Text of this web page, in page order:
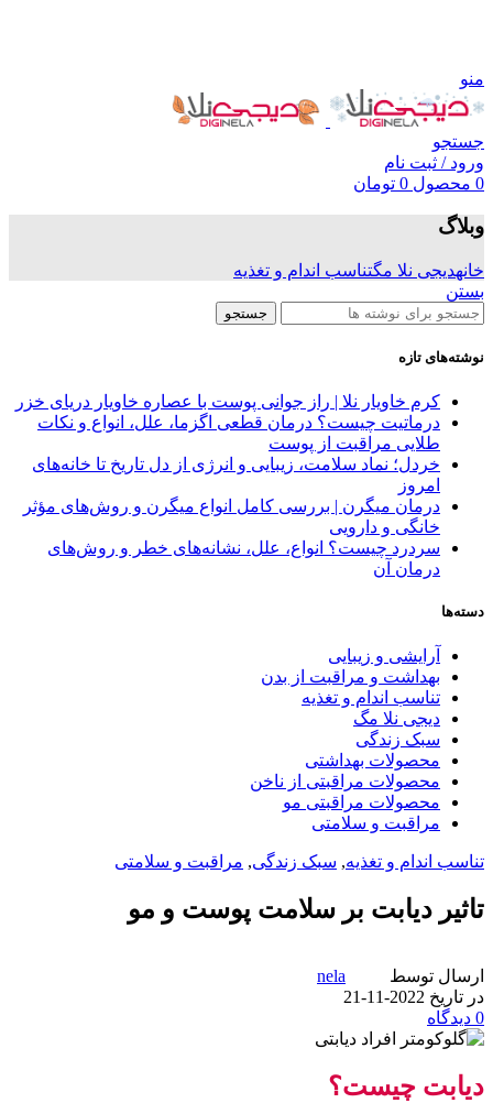
منو
جستجو
ورود / ثبت نام
0 محصول 0 تومان
وبلاگ
خانهدیجی نلا مگتناسب اندام و تغذیه
بستن
جستجو
نوشته‌های تازه
کرم خاویار نلا | راز جوانی پوست با عصاره خاویار دریای خزر
درماتیت چیست؟ درمان قطعی اگزما، علل، انواع و نکات
طلایی مراقبت از پوست
خردل؛ نماد سلامت، زیبایی و انرژی از دل تاریخ تا خانه‌های
امروز
درمان میگرن | بررسی کامل انواع میگرن و روش‌های مؤثر
خانگی و دارویی
سردرد چیست؟ انواع، علل، نشانه‌های خطر و روش‌های
درمان آن
دسته‌ها
آرایشی و زیبایی
بهداشت و مراقبت از بدن
تناسب اندام و تغذیه
دیجی نلا مگ
سبک زندگی
محصولات بهداشتی
محصولات مراقبتی از ناخن
محصولات مراقبتی مو
مراقبت و سلامتی
تناسب اندام و تغذیه, سبک زندگی, مراقبت و سلامتی
تاثیر دیابت بر سلامت پوست و مو
ارسال توسط
nela
در تاریخ 2022-11-21
0 دیدگاه
دیابت چیست؟